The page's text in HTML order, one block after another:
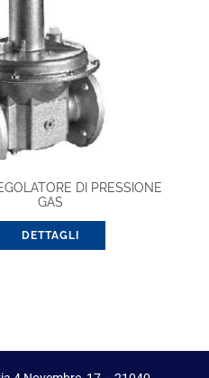
DI PRESSIONE
GAS
DETTAGLI